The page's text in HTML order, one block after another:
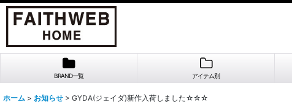
BRAND一覧 アイテム別
ホーム > お知らせ > GYDA(ジェイダ)新作入荷しました☆☆☆